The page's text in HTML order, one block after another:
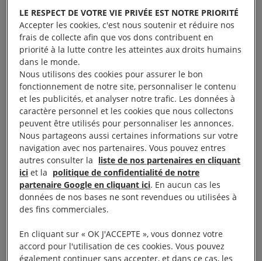
paient le prix fort.
Un nouveau cadre
juridique russe pour
opprimer
Après avoir importé le cadre juridique répressif
russe en Crimée, ce qui constitue en soi une
violation du droit international, les autorités russes
ont poursuivi et contraint à l’exil presque toutes les
militants influents appartenant à la communauté
des Tatars de Crimée. Parallèlement à son rôle
LE RESPECT DE VOTRE VIE PRIVÉE EST NOTRE PRIORITÉ
Accepter les cookies, c'est nous soutenir et réduire nos
frais de collecte afin que vos dons contribuent en
priorité à la lutte contre les atteintes aux droits humains
dans le monde.
Nous utilisons des cookies pour assurer le bon
fonctionnement de notre site, personnaliser le contenu
et les publicités, et analyser notre trafic. Les données à
caractère personnel et les cookies que nous collectons
peuvent être utilisés pour personnaliser les annonces.
Nous partageons aussi certaines informations sur votre
navigation avec nos partenaires. Vous pouvez entres
autres consulter la liste de nos partenaires en cliquant
ici et la politique de confidentialité de notre
partenaire Google en cliquant ici. En aucun cas les
données de nos bases ne sont revendues ou utilisées à
des fins commerciales.
En cliquant sur « OK J'ACCEPTE », vous donnez votre
accord pour l'utilisation de ces cookies. Vous pouvez
également continuer sans accepter, et dans ce cas, les